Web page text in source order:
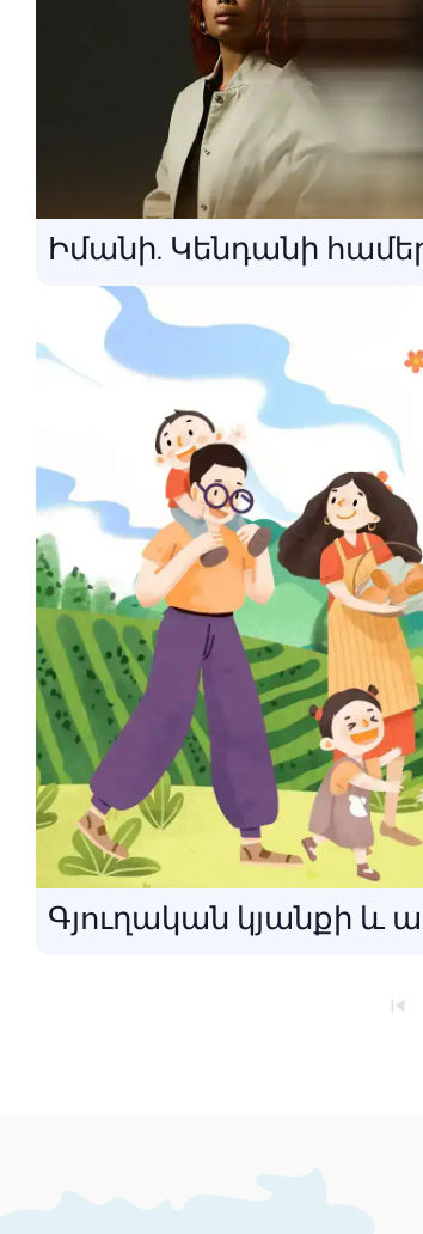
Իմանի. Կենդանի
Գյուղական կյանքի և